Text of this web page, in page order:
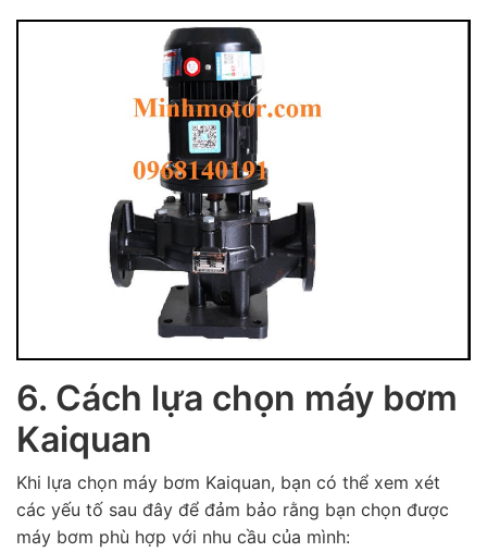
6. Cách lựa chọn máy bơm
Kaiquan
Khi lựa chọn máy bơm Kaiquan, bạn có thể xem xét
các yếu tố sau đây để đảm bảo rằng bạn chọn được
máy bơm phù hợp với nhu cầu của mình: